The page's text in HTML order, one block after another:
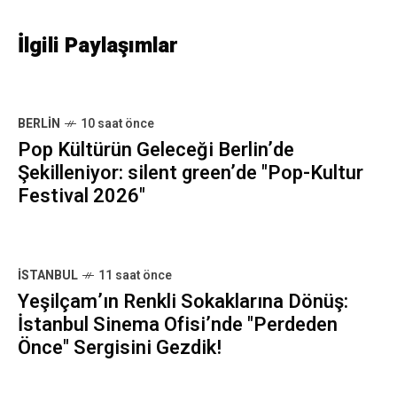
İlgili Paylaşımlar
BERLIN 10 saat önce
Pop Kültürün Geleceği Berlin’de
Şekilleniyor: silent green’de "Pop-Kultur
Festival 2026"
İSTANBUL 11 saat önce
Yeşilçam’ın Renkli Sokaklarına Dönüş:
İstanbul Sinema Ofisi’nde "Perdeden
Önce" Sergisini Gezdik!